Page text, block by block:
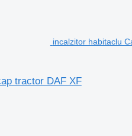
incalzitor habitaclu
tractor DAF XF